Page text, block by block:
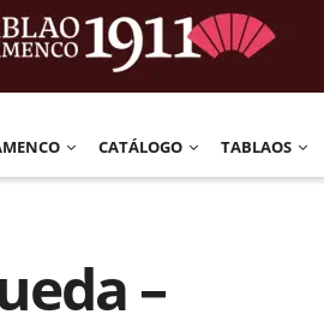
CATÁLOGO TABLAOS
–